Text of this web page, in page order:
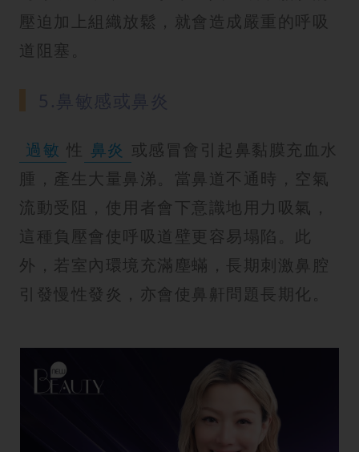
壓迫加上組織放鬆，就會造成嚴重的呼吸
道阻塞。
過敏 性 鼻炎 或感冒會引起鼻黏膜充血水
腫，產生大量鼻涕。當鼻道不通時，空氣
流動受阻，使用者會下意識地用力吸氣，
這種負壓會使呼吸道壁更容易塌陷。此
外，若室內環境充滿塵蟎，長期刺激鼻腔
引發慢性發炎，亦會使鼻鼾問題長期化。